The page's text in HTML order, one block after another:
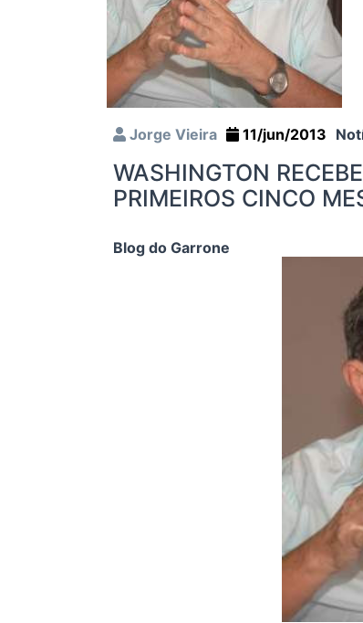
Jorge Vieira 11/jun/2013
WASHINGTON
PRIMEIROS CINCO
Blog do Garrone